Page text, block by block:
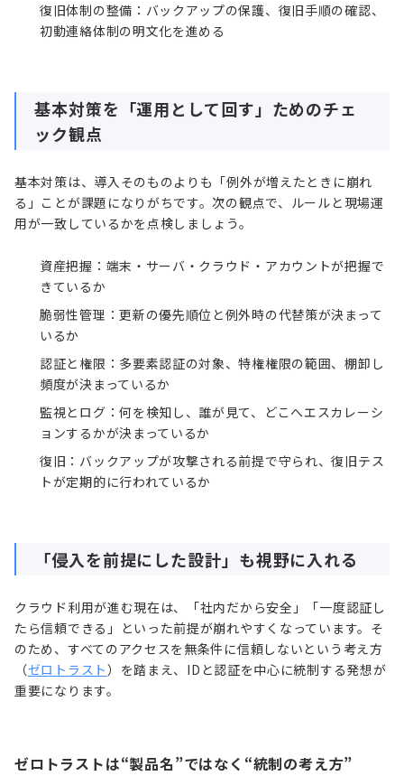
復旧体制の整備：バックアップの保護、復旧手順の確認、
初動連絡体制の明文化を進める
基本対策を「運用として回す」ためのチェ
ック観点
基本対策は、導入そのものよりも「例外が増えたときに崩れ
る」ことが課題になりがちです。次の観点で、ルールと現場運
用が一致しているかを点検しましょう。
資産把握：端末・サーバ・クラウド・アカウントが把握で
きているか
脆弱性管理：更新の優先順位と例外時の代替策が決まって
いるか
認証と権限：多要素認証の対象、特権権限の範囲、棚卸し
頻度が決まっているか
監視とログ：何を検知し、誰が見て、どこへエスカレーシ
ョンするかが決まっているか
復旧：バックアップが攻撃される前提で守られ、復旧テス
トが定期的に行われているか
「侵入を前提にした設計」も視野に入れる
クラウド利用が進む現在は、「社内だから安全」「一度認証し
たら信頼できる」といった前提が崩れやすくなっています。そ
のため、すべてのアクセスを無条件に信頼しないという考え方
（ゼロトラスト）を踏まえ、IDと認証を中心に統制する発想が
重要になります。
ゼロトラストは“製品名”ではなく“統制の考え方”